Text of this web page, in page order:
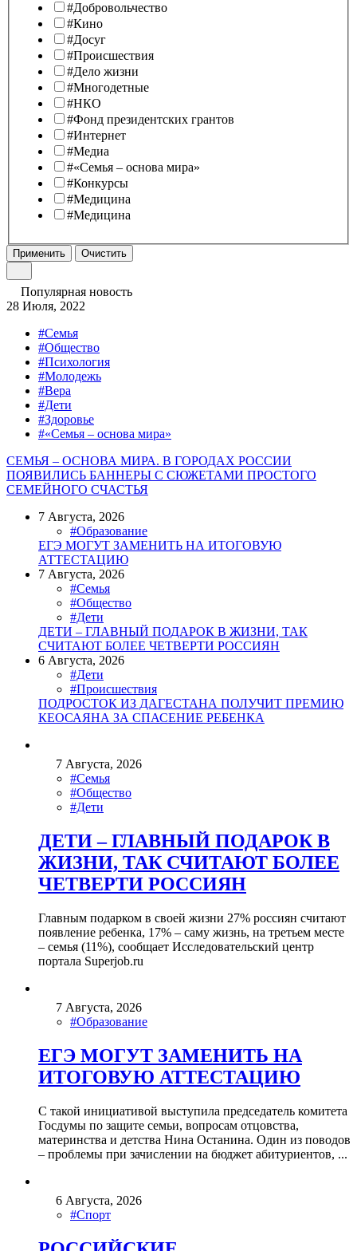
#Добровольчество
#Кино
#Досуг
#Происшествия
#Дело жизни
#Многодетные
#НКО
#Фонд президентских грантов
#Интернет
#Медиа
#«Семья – основа мира»
#Конкурсы
#Медицина
#Медицина
Применить Очистить
Популярная новость
28 Июля, 2022
#Семья
#Общество
#Психология
#Молодежь
#Вера
#Дети
#Здоровье
#«Семья – основа мира»
СЕМЬЯ – ОСНОВА МИРА. В ГОРОДАХ РОССИИ
ПОЯВИЛИСЬ БАННЕРЫ С СЮЖЕТАМИ ПРОСТОГО
СЕМЕЙНОГО СЧАСТЬЯ
7 Августа, 2026
#Образование
ЕГЭ МОГУТ ЗАМЕНИТЬ НА ИТОГОВУЮ
АТТЕСТАЦИЮ
7 Августа, 2026
#Семья
#Общество
#Дети
ДЕТИ – ГЛАВНЫЙ ПОДАРОК В ЖИЗНИ, ТАК
СЧИТАЮТ БОЛЕЕ ЧЕТВЕРТИ РОССИЯН
6 Августа, 2026
#Дети
#Происшествия
ПОДРОСТОК ИЗ ДАГЕСТАНА ПОЛУЧИТ ПРЕМИЮ
КЕОСАЯНА ЗА СПАСЕНИЕ РЕБЕНКА
7 Августа, 2026
#Семья
#Общество
#Дети
ДЕТИ – ГЛАВНЫЙ ПОДАРОК В
ЖИЗНИ, ТАК СЧИТАЮТ БОЛЕЕ
ЧЕТВЕРТИ РОССИЯН
Главным подарком в своей жизни 27% россиян считают
появление ребенка, 17% – саму жизнь, на третьем месте
– семья (11%), сообщает Исследовательский центр
портала Superjob.ru
7 Августа, 2026
#Образование
ЕГЭ МОГУТ ЗАМЕНИТЬ НА
ИТОГОВУЮ АТТЕСТАЦИЮ
С такой инициативой выступила председатель комитета
Госдумы по защите семьи, вопросам отцовства,
материнства и детства Нина Останина. Один из поводов
– проблемы при зачислении на бюджет абитуриентов, ...
6 Августа, 2026
#Спорт